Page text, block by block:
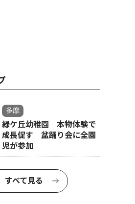
多摩
緑ケ丘幼稚園 本物体験で
成長促す 盆踊り会に全園
児が参加
すべて見る